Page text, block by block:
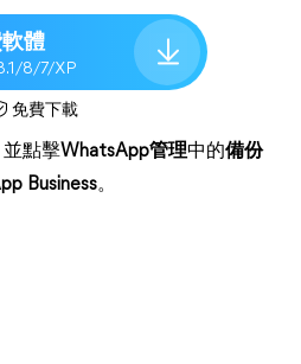
軟體
8/7/XP
免費下載
並點擊WhatsApp管理中的備份
Business。